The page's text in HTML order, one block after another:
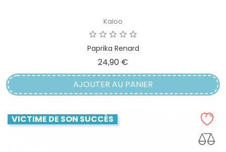
Kaloo
Paprika Renard
24,90 €
AJOUTER AU PANIER
VICTIME DE SON SUCCÈS